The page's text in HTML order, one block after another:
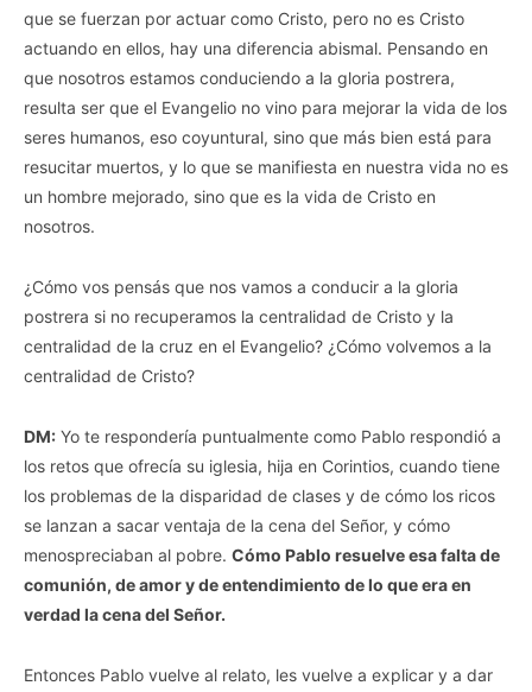
que se fuerzan por actuar como Cristo, pero no es Cristo
actuando en ellos, hay una diferencia abismal. Pensando en
que nosotros estamos conduciendo a la gloria postrera,
resulta ser que el Evangelio no vino para mejorar la vida de los
seres humanos, eso coyuntural, sino que más bien está para
resucitar muertos, y lo que se manifiesta en nuestra vida no es
un hombre mejorado, sino que es la vida de Cristo en
nosotros.
¿Cómo vos pensás que nos vamos a conducir a la gloria
postrera si no recuperamos la centralidad de Cristo y la
centralidad de la cruz en el Evangelio? ¿Cómo volvemos a la
centralidad de Cristo?
DM: Yo te respondería puntualmente como Pablo respondió a
los retos que ofrecía su iglesia, hija en Corintios, cuando tiene
los problemas de la disparidad de clases y de cómo los ricos
se lanzan a sacar ventaja de la cena del Señor, y cómo
menospreciaban al pobre. Cómo Pablo resuelve esa falta de
comunión, de amor y de entendimiento de lo que era en
verdad la cena del Señor.
Entonces Pablo vuelve al relato, les vuelve a explicar y a dar